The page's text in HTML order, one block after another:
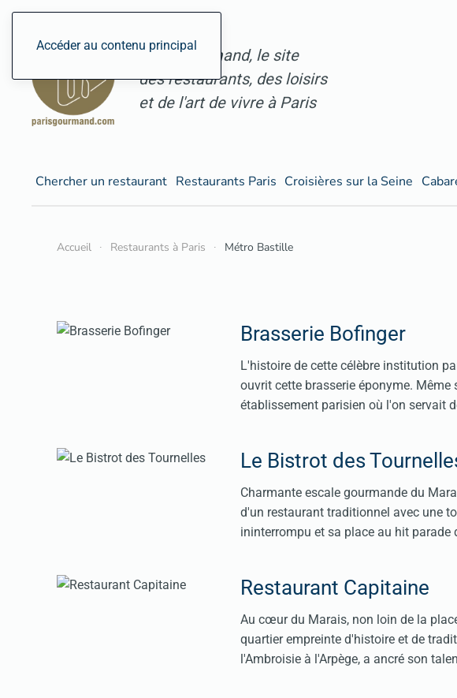
Accéder au contenu principal
ParisGourmand, le site
des restaurants, des loisirs
et de l'art de vivre à Paris
Chercher un restaurant Restaurants Paris Croisières sur la Seine
Accueil Restaurants à Paris Métro Bastille
Brasserie Bofinger
L'histoire de cette célèbre institution
ouvrit cette brasserie éponyme.
établissement parisien où l'on servait
Le Bistrot des
Charmante escale gourmande du
d'un restaurant traditionnel avec une
ininterrompu et sa place au hit parade
Restaurant Capitaine
Au cœur du Marais, non loin de la
quartier empreinte d'histoire et de
l'Ambroisie à l'Arpège, a ancré son